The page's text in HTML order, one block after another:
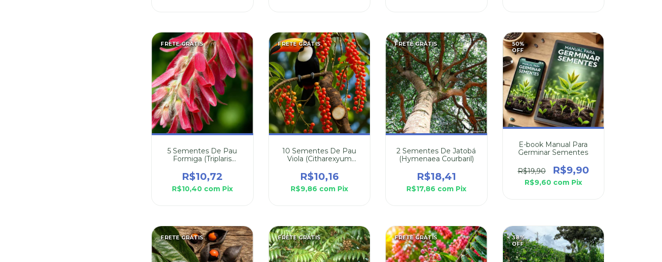
FRETE GRÁTIS
5 Sementes De Pau
Formiga (Triplaris
R$10,72
R$10,40 com Pix
FRETE GRÁTIS
10 Sementes De Pau
Viola (Citharexyum
R$10,16
R$9,86 com Pix
FRETE GRÁTIS
2 Sementes De Jatobá
(Hymenaea Courbaril)
R$18,41
R$17,86 com Pix
50%
OFF
E-book Manual Para
Germinar Sementes
R$19,90 R$9,90
R$9,60 com Pix
FRETE GRÁTIS FRETE GRÁTIS FRETE GRÁTIS 38%
OFF